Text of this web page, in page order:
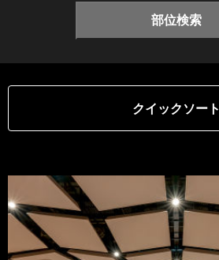
部位検索
クイックソート